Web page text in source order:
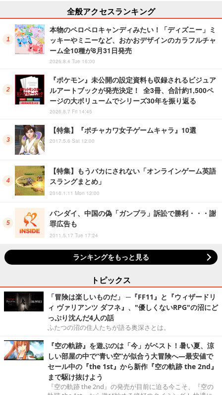
全般アクセスランキング
本物のペロペロキャンディみたい！「ディズニー」ミ
ッキーやミニーなど、おかおデザインのカラフルチャ
ーム全10種が8月31日発売
2026.8.4 Tue 16:00
『ポケモン』未公開の設定資料も収録されるビジュア
ルアートブックが発売決定！ 全3冊、合計約1,500ペ
ージの大ボリュームでシリーズ30年を振り返る
2026.8.7 Fri 14:45
【特集】『ポチャカワ女子ゲームキャラ』10選
2017.5.6 Sat 12:00
【特集】もうバカにされない「オンラインゲーム英語
スラングまとめ」
2016.1.11 Mon 12:00
バンダイ、中国の偽「ガンプラ」訴訟で勝利・・・謝
罪広告も
2011.5.17 Tue 17:24
ランキングをもっと見る
トピックス
「冒険は楽しいものだ」 ─『FF11』と『ウィザードリ
ィ ヴァリアンツ ダフネ』、"優しくないRPG"の沼にど
っぷり沈んだ4人の話
ふたつの沼の住人たちが語る奥深さとは。
『空の軌跡』を遊ぶのは「今」がベスト！暑い夏、涼
しい部屋の中で“青い空”が似合う大冒険へ―最安値で
セール中の『the 1st』から新作『空の軌跡 the 2nd』
まで駆け抜けよう
『空の軌跡 the 2nd』の発売が目前に迫る今こそ、『空の